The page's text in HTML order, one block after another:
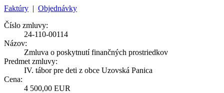
Faktúry | Objednávky
Číslo zmluvy:
24-110-00114
Názov:
Zmluva o poskytnutí finančných prostriedkov
Predmet zmluvy:
IV. tábor pre deti z obce Uzovská Panica
Cena:
4 500,00 EUR